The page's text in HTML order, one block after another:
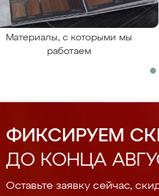
Материалы, с которыми мы
работаем
ФИКСИРУЕМ
ДО КОНЦА
Оставьте заявку сейчас,